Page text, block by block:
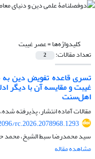
کلیدواژه‌ها =عصر غیبت
تعداد مقالات: 2
تسری قاعده تفویض دین
غیبت و مقایسه آن با دیگر
اهل‌سنت
مقالات آماده انتشار، پذیرفته شده،
rc.2026.2078968.1293
سید محمدرضا سبط الشیخ، محمد
مشاهده مقاله